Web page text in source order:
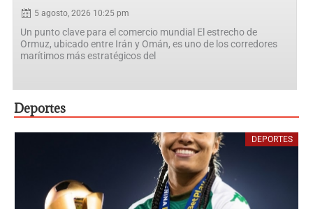
5 agosto, 2026 10:25 pm
Un punto clave para el comercio mundial El estrecho de
Ormuz, ubicado entre Irán y Omán, es uno de los corredores
marítimos más estratégicos del
Deportes
DEPORTES